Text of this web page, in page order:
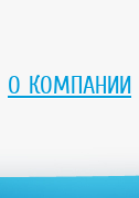
О КОМПАНИИ